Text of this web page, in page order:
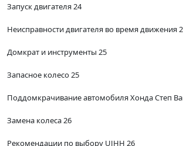
Запуск двигателя 24
Неисправности двигателя во время движения
Домкрат и инструменты 25
Запасное колесо 25
Поддомкрачивание автомобиля Хонда Степ
Замена колеса 26
Рекомендации по выбору UJHH 26